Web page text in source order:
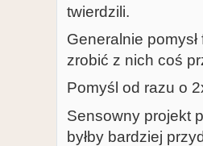
twierdzili.
Generalnie
zrobić z nich coś
Pomyśl od razu o
Sensowny projekt
byłby bardziej